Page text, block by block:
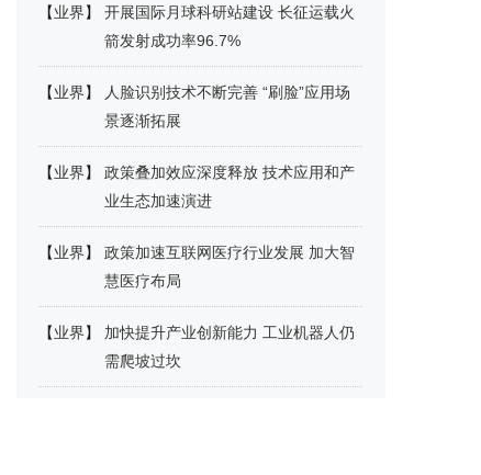
【业界】
开展国际月球科研站建设 长征运载火
箭发射成功率96.7%
【业界】
人脸识别技术不断完善 “刷脸”应用场
景逐渐拓展
【业界】
政策叠加效应深度释放 技术应用和产
业生态加速演进
【业界】
政策加速互联网医疗行业发展 加大智
慧医疗布局
【业界】
加快提升产业创新能力 工业机器人仍
需爬坡过坎